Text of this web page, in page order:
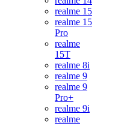
realme 15
realme 15
Pro
realme
15T
realme 8i
realme 9
realme 9
Pro+
realme 9i
realme